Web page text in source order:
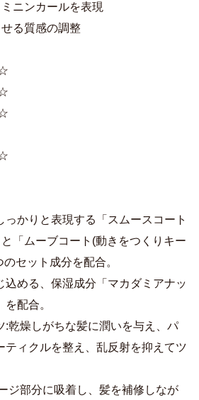
ニンカールを表現
る質感の調整
っかりと表現する「スムースコート
「ムーブコート(動きをつくりキー
セット成分を配合。
込める、保湿成分「マカダミアナッ
配合。
燥しがちな髪に潤いを与え、パ
ティクルを整え、乱反射を抑えてツ
部分に吸着し、髪を補修しなが